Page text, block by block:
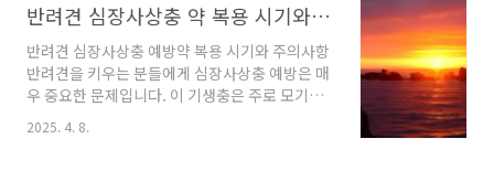
미네랄이 풍부하여 더위로 지친 몸을 회복시키기
좋은 과..
법에 대해 알아보겠습니다.크라운 치료 후 통증
다양합니다. 일반적으로 다음과 같은 요소들이
통증을 유발할 수 있습니다.신경 자극: 치료 과정
에서 치아의 내부 신경이 자극을 받을 수 있으며,
이로 인해 일시적인 통증이 발생할 수 있습니다.
반려견 심장사상충 약 복용 시기와 부작용 정보
반려견 심장사상충 예방약 복용 시기와 주의사항
반려견을 키우는 분들에게 심장사상충 예방은 매
우 중요한 문제입니다. 이 기생충은 주로 모기를
통해 전파되며, 감염될 경우 심각한 건강 이상을
초래할 수 있습니다. 따라서 적절한 예방을 통해
2025. 4. 8.